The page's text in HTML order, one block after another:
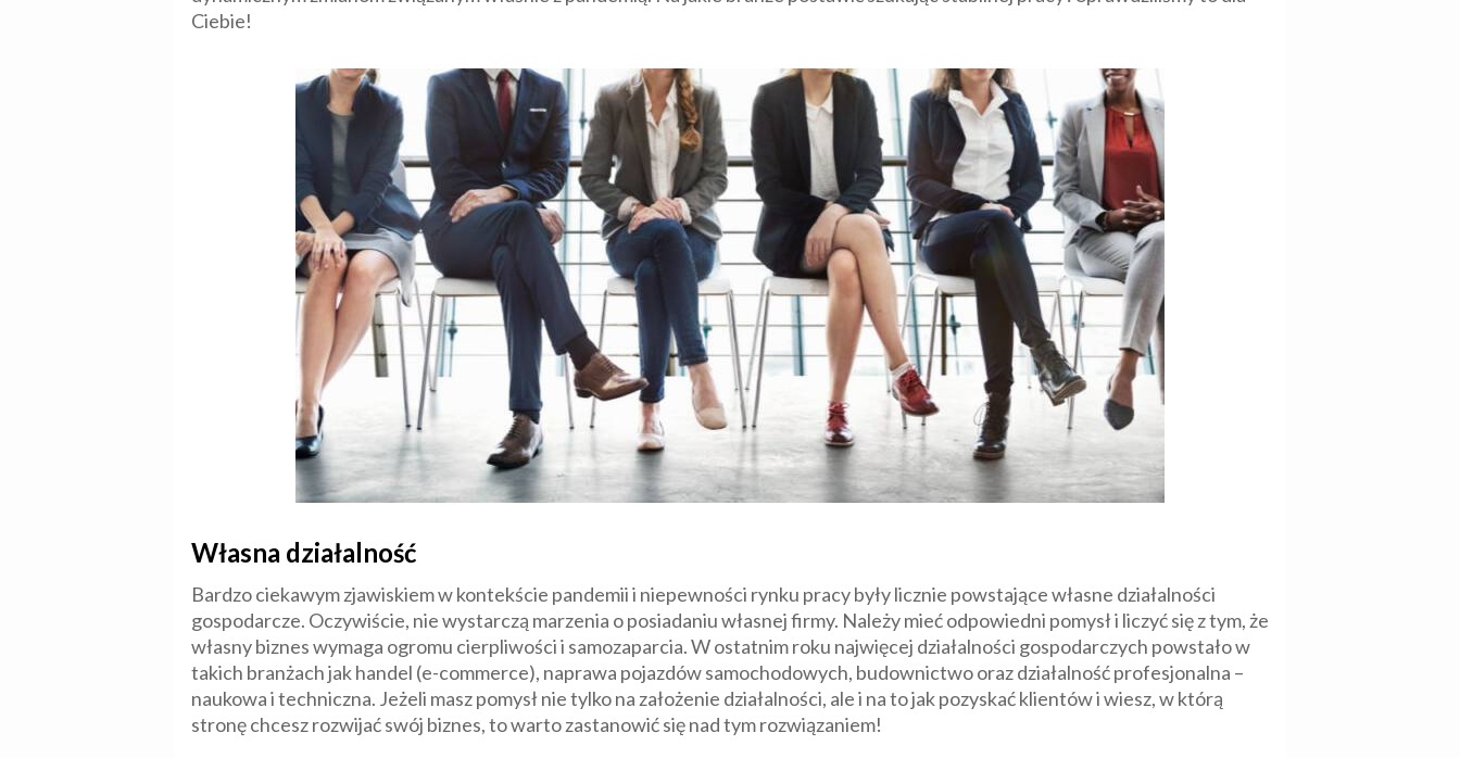
Ciebie!
Własna działalność
Bardzo ciekawym zjawiskiem w kontekście pandemii i niepewności rynku pracy były licznie powstające własne działalności
gospodarcze. Oczywiście, nie wystarczą marzenia o posiadaniu własnej firmy. Należy mieć odpowiedni pomysł i liczyć się z tym, że
własny biznes wymaga ogromu cierpliwości i samozaparcia. W ostatnim roku najwięcej działalności gospodarczych powstało w
takich branżach jak handel (e-commerce), naprawa pojazdów samochodowych, budownictwo oraz działalność profesjonalna –
naukowa i techniczna. Jeżeli masz pomysł nie tylko na założenie działalności, ale i na to jak pozyskać klientów i wiesz, w którą
stronę chcesz rozwijać swój biznes, to warto zastanowić się nad tym rozwiązaniem!